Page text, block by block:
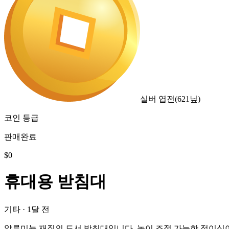
실버 엽전(621 닢)
코인 등급
판매완료
$0
휴대용 받침대
기타 · 1달 전